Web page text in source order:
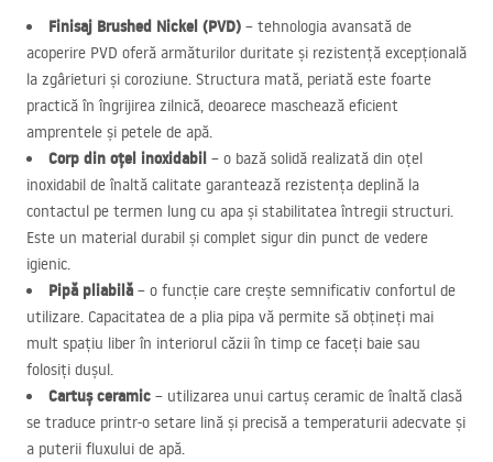
Finisaj Brushed Nickel (PVD) – tehnologia avansată de
acoperire PVD oferă armăturilor duritate și rezistență excepțională
la zgârieturi și coroziune. Structura mată, periată este foarte
practică în îngrijirea zilnică, deoarece maschează eficient
amprentele și petele de apă.
Corp din oțel inoxidabil – o bază solidă realizată din oțel
inoxidabil de înaltă calitate garantează rezistența deplină la
contactul pe termen lung cu apa și stabilitatea întregii structuri.
Este un material durabil și complet sigur din punct de vedere
igienic.
Pipă pliabilă – o funcție care crește semnificativ confortul de
utilizare. Capacitatea de a plia pipa vă permite să obțineți mai
mult spațiu liber în interiorul căzii în timp ce faceți baie sau
folosiți dușul.
Cartuș ceramic – utilizarea unui cartuș ceramic de înaltă clasă
se traduce printr-o setare lină și precisă a temperaturii adecvate și
a puterii fluxului de apă.